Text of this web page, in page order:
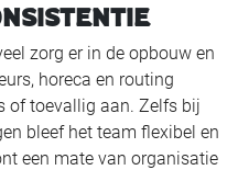
zorg er in de opbouw en
horeca en routing
of toevallig aan. Zelfs bij
bleef het team flexibel en
een mate van organisatie